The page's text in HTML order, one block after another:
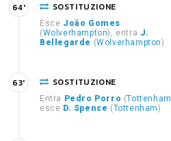
SOSTITUZIONE
Esce João Gomes
(Wolverhampton), entra J.
Bellegarde (Wolverhampton)
64'
SOSTITUZIONE
Entra Pedro Porro (Tottenham
esce D. Spence (Tottenham)
63'